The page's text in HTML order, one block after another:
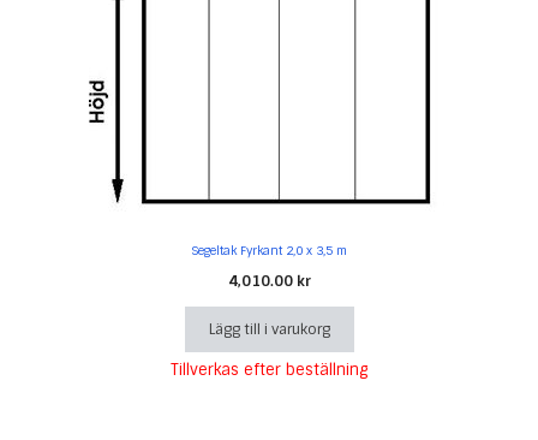
Segeltak Fyrkant 2,0 x 3,5 m
4,010.00 kr
Lägg till i varukorg
Tillverkas efter beställning